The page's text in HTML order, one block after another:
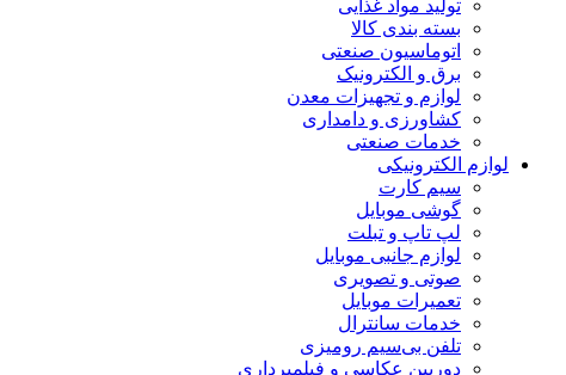
تولید مواد غذایی
بسته بندی کالا
اتوماسیون صنعتی
برق و الکترونیک
لوازم و تجهیزات معدن
کشاورزی و دامداری
خدمات صنعتی
لوازم الکترونیکی
سیم کارت
گوشی موبایل
لپ تاپ و تبلت
لوازم جانبی موبایل
صوتی و تصویری
تعمیرات موبایل
خدمات سانترال
تلفن بی‌سیم رومیزی
دوربین عکاسی و فیلمبرداری